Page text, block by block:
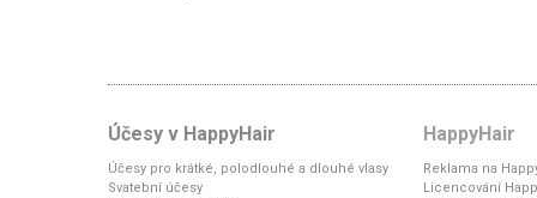
Účesy v HappyHair
Účesy pro krátké, polodlouhé a dlouhé vlasy
Svatební účesy
HappyHair
Reklama na
Licencování